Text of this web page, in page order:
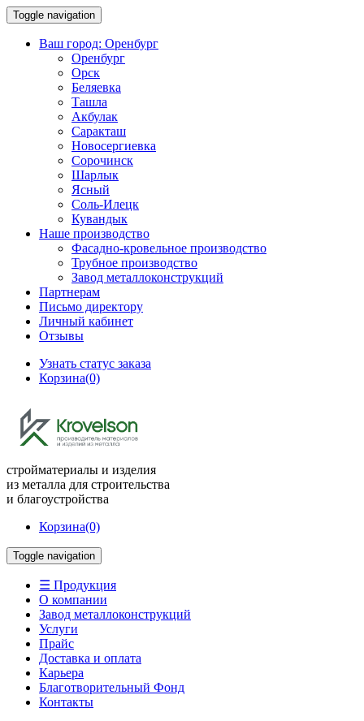
Toggle navigation
Ваш город: Оренбург
Оренбург
Орск
Беляевка
Ташла
Акбулак
Саракташ
Новосергиевка
Сорочинск
Шарлык
Ясный
Соль-Илецк
Кувандык
Наше производство
Фасадно-кровельное производство
Трубное производство
Завод металлоконструкций
Партнерам
Письмо директору
Личный кабинет
Отзывы
Узнать статус заказа
Корзина(0)
стройматериалы и изделия
из металла для строительства
и благоустройства
Корзина(0)
Toggle navigation
☰ Продукция
О компании
Завод металлоконструкций
Услуги
Прайс
Доставка и оплата
Карьера
Благотворительный Фонд
Контакты